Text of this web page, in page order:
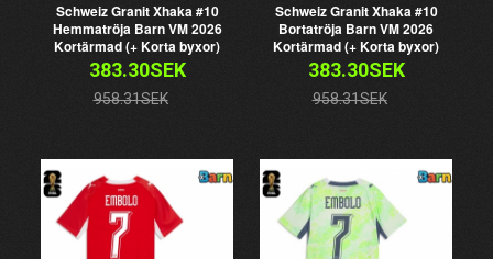
Schweiz Granit Xhaka #10
Hemmatröja Barn VM 2026
Kortärmad (+ Korta byxor)
383.30SEK
958.31SEK
Schweiz Granit Xhaka #10
Bortatröja Barn VM 2026
Kortärmad (+ Korta byxor)
383.30SEK
958.31SEK